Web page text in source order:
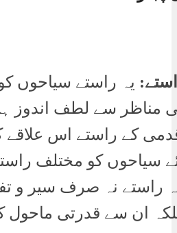
یہ راستے سیاحوں
مناظر سے لطف اندوز
کے راستے اس
سیاحوں کو مختلف
راستے نہ صرف سیر و
ان سے قدرتی ماحول